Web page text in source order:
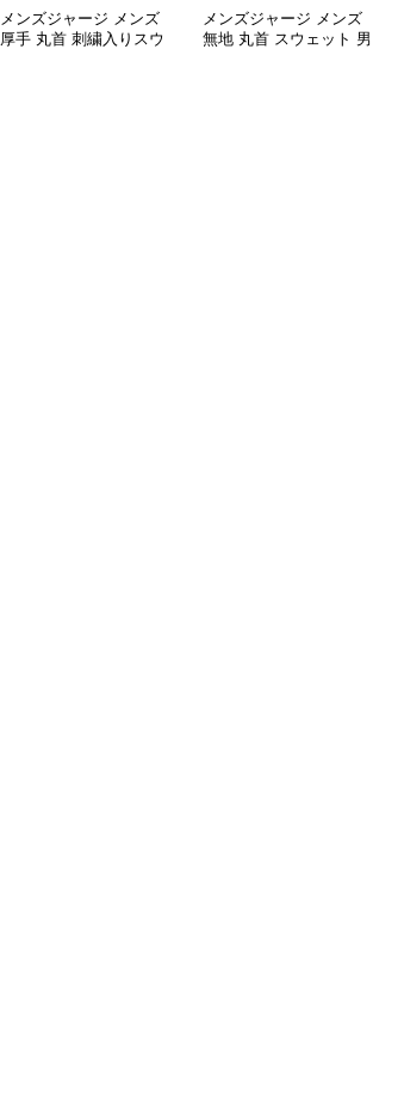
メンズジャージ メンズ
厚手 丸首 刺繍入りスウ
メンズジャージ メンズ
無地 丸首 スウェット 男